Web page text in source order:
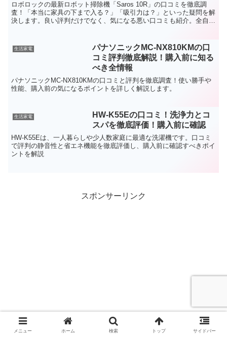
ロボロックの最新ロボット掃除機「Saros 10R」の口コミを徹底調
査！「本当に家具の下まで入る？」「吸引力は？」といった疑問を解
決します。良い評判だけでなく、気になる悪い口コミも紹介。全自動
生活家電
パナソニックMC-NX810KMの口
コミ評判徹底解説！購入前に知る
べき全情報
パナソニックMC-NX810KMの口コミと評判を徹底調査！使い勝手や
性能、購入前の気になるポイントを詳しく解説します。
生活家電
HW-K55Eの口コミ！洗浄力とコ
スパを徹底評価！購入前に確認
HW-K55Eは、一人暮らしや少人数家庭に最適な洗濯機です。口コミ
で評判の静音性と省エネ機能を徹底評価し、購入前に確認すべきポイ
ントを解説
スポンサーリンク
メニュー ホーム 検索 トップ サイドバー